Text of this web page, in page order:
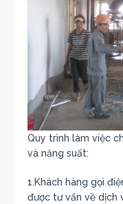
Quy trình làm việc
và năng suất:
1.Khách hàng gọi
được tư vấn về dịch